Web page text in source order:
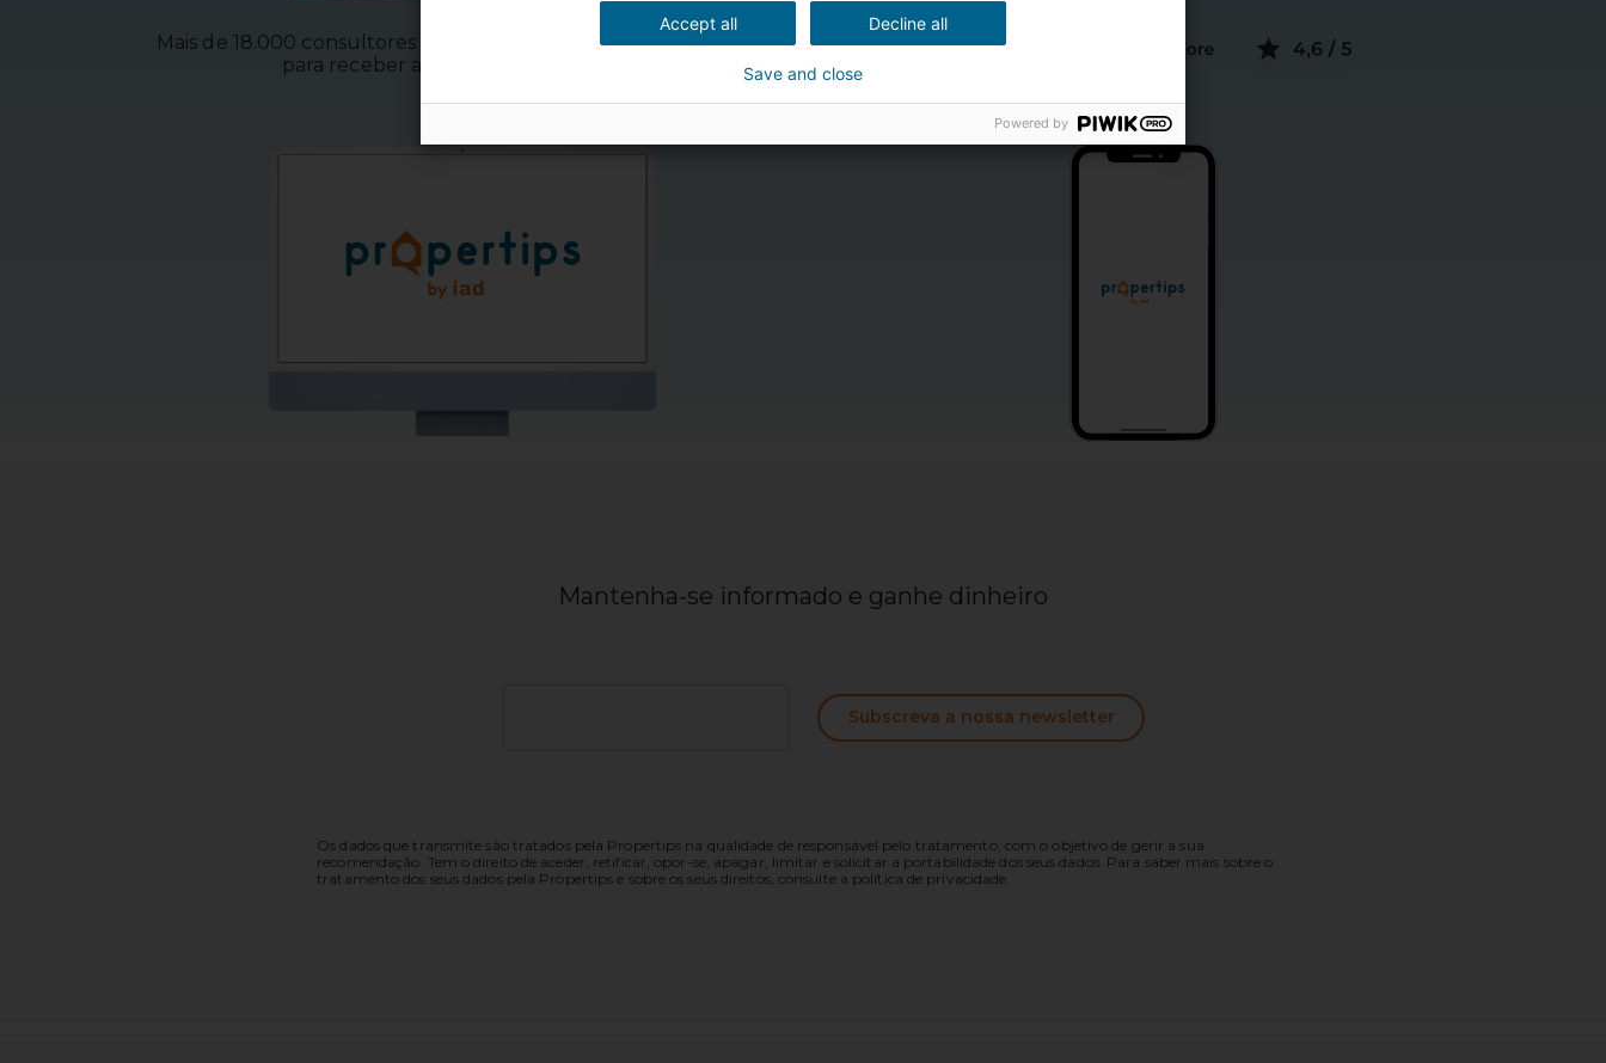
Mais de 18.000 consultores iad em todo o mundo estão prontos
para receber as suas recomendações.
Mantenha-se informado e ganhe dinheiro
Subscreva a nossa newsletter
Os dados que transmite são tratados pela Propertips na qualidade de responsável pelo tratamento, com o objetivo de gerir a sua
recomendação. Tem o direito de aceder, retificar, opor-se, apagar, limitar e solicitar a portabilidade dos seus dados. Para saber mais sobre o
tratamento dos seus dados pela Propertips e sobre os seus direitos, consulte a política de privacidade.
Accept all Decline all
Save and close
Powered by